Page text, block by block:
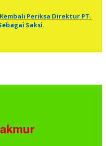
Periksa Direktur PT.
Saksi